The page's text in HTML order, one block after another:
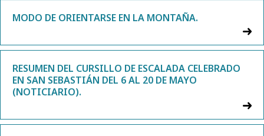
MODO DE ORIENTARSE EN LA MONTAÑA.
RESUMEN DEL CURSILLO DE ESCALADA CELEBRADO
EN SAN SEBASTIÁN DEL 6 AL 20 DE MAYO
(NOTICIARIO).